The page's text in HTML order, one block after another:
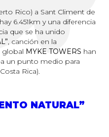
Rico) a Sant Climent de
6.451km y una diferencia
que se ha unido
, canción en la
global MYKE TOWERS han
un punto medio para
Rica).
NATURAL”